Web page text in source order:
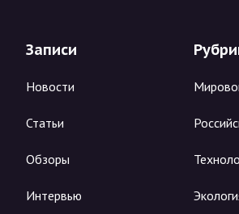
Записи
Новости
Статьи
Обзоры
Интервью